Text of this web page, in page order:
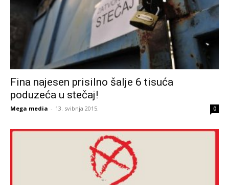
Fina najesen prisilno šalje 6 tisuća
poduzeća u stečaj!
Mega media - 13. svibnja 2015. 0